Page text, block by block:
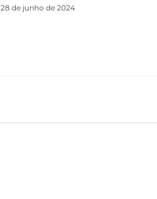
28 de junho de 2024